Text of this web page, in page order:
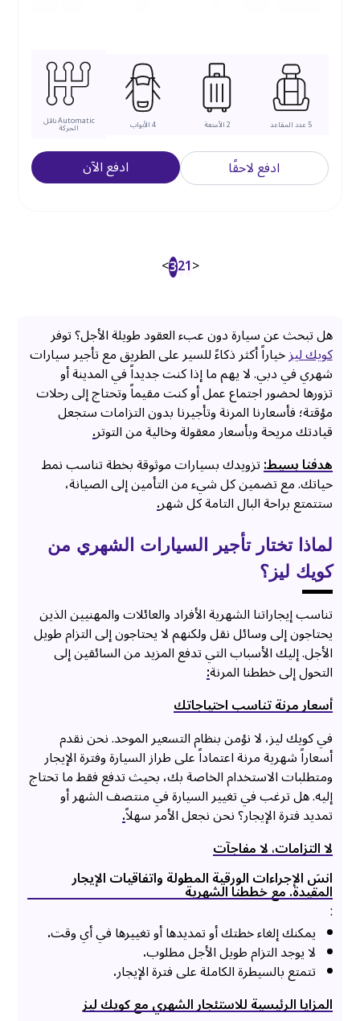
5عدد المقاعد 2الأمتعة 4الأبواب Automaticناقلالحركة
ادفع لاحقًا ادفع الآن
<
1
2
3
>
هل تبحث عن سيارة دون عبء العقود طويلة الأجل؟ توفر
كويك ليزخياراً أكثر ذكاءً للسير على الطريق مع تأجير سيارات
شهري في دبي. لا يهم ما إذا كنت جديداً في المدينة أو
تزورها لحضور اجتماع عمل أو كنت مقيماً وتحتاج إلى رحلات
مؤقتة؛ فأسعارنا المرنة وتأجيرنا بدون التزامات ستجعل
قيادتك مريحة وبأسعار معقولة وخالية من التوتر.
هدفنا بسيط:تزويدك بسيارات موثوقة بخطة تناسب نمط
حياتك. مع تضمين كل شيء من التأمين إلى الصيانة،
ستتمتع براحة البال التامة كل شهر.
لماذا تختار تأجير السيارات الشهري من
كويك ليز؟
تناسب إيجاراتنا الشهرية الأفراد والعائلات والمهنيين الذين
يحتاجون إلى وسائل نقل ولكنهم لا يحتاجون إلى التزام طويل
الأجل. إليك الأسباب التي تدفع المزيد من السائقين إلى
التحول إلى خططنا المرنة:
أسعار مرنة تناسب احتياجاتك
في كويك ليز، لا نؤمن بنظام التسعير الموحد. نحن نقدم
أسعاراً شهرية مرنة اعتماداً على طراز السيارة وفترة الإيجار
ومتطلبات الاستخدام الخاصة بك، بحيث تدفع فقط ما تحتاج
إليه. هل ترغب في تغيير السيارة في منتصف الشهر أو
تمديد فترة الإيجار؟ نحن نجعل الأمر سهلاً.
لا التزامات، لا مفاجآت
انسَ الإجراءات الورقية المطولة واتفاقيات الإيجار
المقيدة. مع خططنا الشهرية
:
يمكنك إلغاء خطتك أو تمديدها أو تغييرها في أي وقت.
لا يوجد التزام طويل الأجل مطلوب.
تتمتع بالسيطرة الكاملة على فترة الإيجار.
المزايا الرئيسية للاستئجار الشهري مع كويك ليز